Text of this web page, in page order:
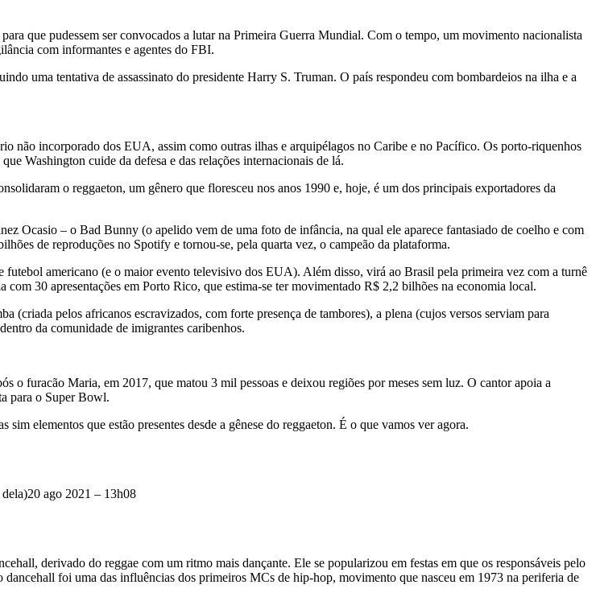
que pudessem ser convocados a lutar na Primeira Guerra Mundial. Com o tempo, um movimento nacionalista
com informantes e agentes do FBI.
uma tentativa de assassinato do presidente Harry S. Truman. O país respondeu com bombardeios na ilha e a
não incorporado dos EUA, assim como outras ilhas e arquipélagos no Caribe e no Pacífico. Os porto-riquenhos
Washington cuide da defesa e das relações internacionais de lá.
o reggaeton, um gênero que floresceu nos anos 1990 e, hoje, é um dos principais exportadores da
Ocasio – o Bad Bunny (o apelido vem de uma foto de infância, na qual ele aparece fantasiado de coelho e com
de reproduções no Spotify e tornou-se, pela quarta vez, o campeão da plataforma.
americano (e o maior evento televisivo dos EUA). Além disso, virá ao Brasil pela primeira vez com a turnê
30 apresentações em Porto Rico, que estima-se ter movimentado R$ 2,2 bilhões na economia local.
pelos africanos escravizados, com forte presença de tambores), a plena (cujos versos serviam para
da comunidade de imigrantes caribenhos.
o furacão Maria, em 2017, que matou 3 mil pessoas e deixou regiões por meses sem luz. O cantor apoia a
para o Super Bowl.
elementos que estão presentes desde a gênese do reggaeton. É o que vamos ver agora.
ago 2021 – 13h08
derivado do reggae com um ritmo mais dançante. Ele se popularizou em festas em que os responsáveis pelo
foi uma das influências dos primeiros MCs de hip-hop, movimento que nasceu em 1973 na periferia de